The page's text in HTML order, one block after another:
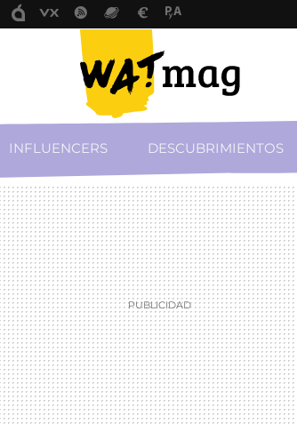
INFLUENCERS DESCUBRIMIENTOS